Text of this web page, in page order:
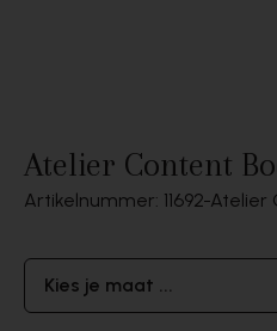
Atelier Content
Artikelnummer: 11692 Atelier
Kies je maat ...